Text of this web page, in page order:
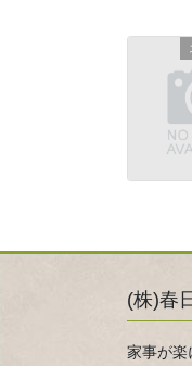
(株)春
家事が